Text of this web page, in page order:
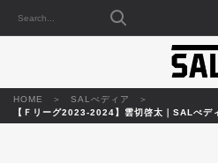
HOME
SALぺディア
【Ｆリーグ2023-2024】雲切啓太｜SALぺデ